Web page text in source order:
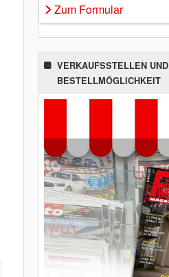
Zum Formular
VERKAUFSSTELLEN UND
BESTELLMÖGLICHKEIT